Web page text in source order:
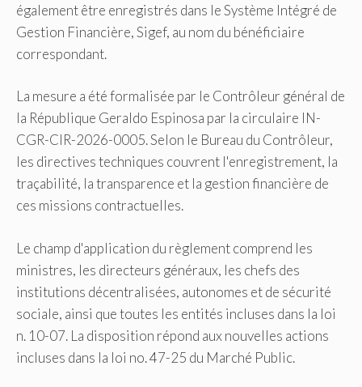
également être enregistrés dans le Système Intégré de
Gestion Financière, Sigef, au nom du bénéficiaire
correspondant.
La mesure a été formalisée par le Contrôleur général de
la République Geraldo Espinosa par la circulaire IN-
CGR-CIR-2026-0005. Selon le Bureau du Contrôleur,
les directives techniques couvrent l'enregistrement, la
traçabilité, la transparence et la gestion financière de
ces missions contractuelles.
Le champ d'application du règlement comprend les
ministres, les directeurs généraux, les chefs des
institutions décentralisées, autonomes et de sécurité
sociale, ainsi que toutes les entités incluses dans la loi
n. 10-07. La disposition répond aux nouvelles actions
incluses dans la loi no. 47-25 du Marché Public.